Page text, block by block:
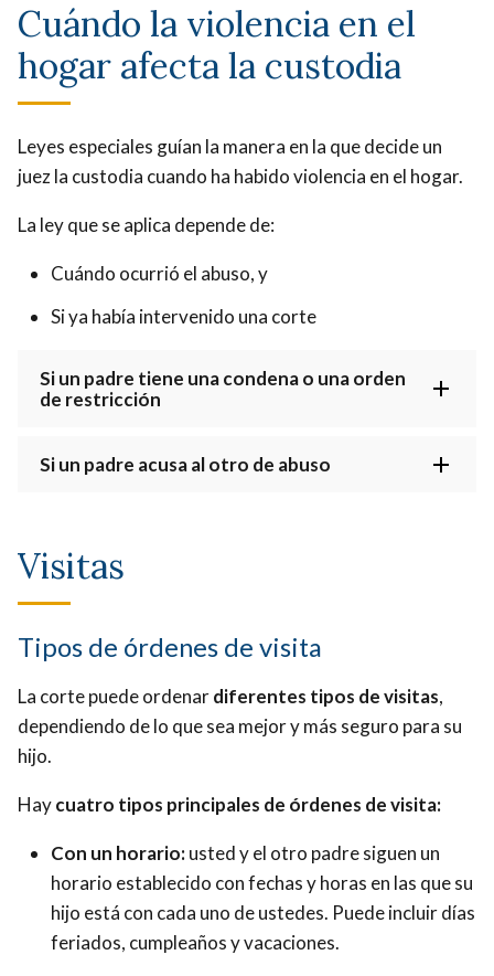
Cuándo la violencia en el
hogar afecta la custodia
Leyes especiales guían la manera en la que decide un
juez la custodia cuando ha habido violencia en el hogar.
La ley que se aplica depende de:
Cuándo ocurrió el abuso, y
Si ya había intervenido una corte
Si un padre tiene una condena o una orden
de restricción
Si un padre acusa al otro de abuso
Visitas
Tipos de órdenes de visita
La corte puede ordenardiferentes tipos de visitas,
dependiendo de lo que sea mejor y más seguro para su
hijo.
Haycuatro tipos principales de órdenes de visita:
Con un horario:usted y el otro padre siguen un
horario establecido con fechas y horas en las que su
hijo está con cada uno de ustedes. Puede incluir días
feriados, cumpleaños y vacaciones.